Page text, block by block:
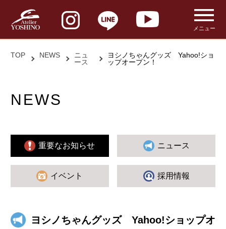
メニュー
TOP NEWS
ニュ
ース
ヨシノちゃんグッズ Yahoo!ショ
ップオープン！
NEWS
重要なお知らせ ニュース
イベント 採用情報
ヨシノちゃんグッズ Yahoo!ショップオ